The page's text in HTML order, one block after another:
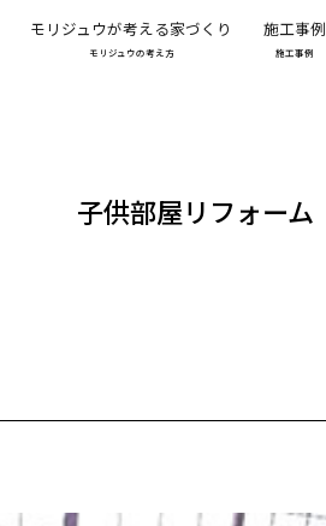
モリジュウが考える家づくり
モリジュウの考え方
施工事例
施工事例
子供部屋リフォーム